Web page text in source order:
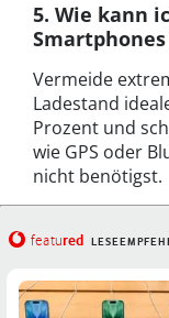
5. Wie kann
Vermeide
Ladestand
Prozent und
wie GPS oder
nicht benötigst.
featured